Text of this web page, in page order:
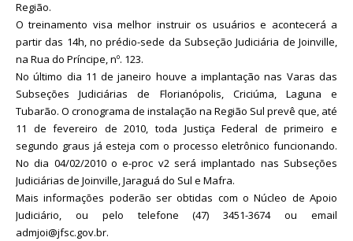
Região.
O treinamento visa melhor instruir os usuários e acontecerá a
partir das 14h, no prédio-sede da Subseção Judiciária de Joinville,
na Rua do Príncipe, nº. 123.
No último dia 11 de janeiro houve a implantação nas Varas das
Subseções Judiciárias de Florianópolis, Criciúma, Laguna e
Tubarão. O cronograma de instalação na Região Sul prevê que, até
11 de fevereiro de 2010, toda Justiça Federal de primeiro e
segundo graus já esteja com o processo eletrônico funcionando.
No dia 04/02/2010 o e-proc v2 será implantado nas Subseções
Judiciárias de Joinville, Jaraguá do Sul e Mafra.
Mais informações poderão ser obtidas com o Núcleo de Apoio
Judiciário, ou pelo telefone (47) 3451-3674 ou email
admjoi@jfsc.gov.br.